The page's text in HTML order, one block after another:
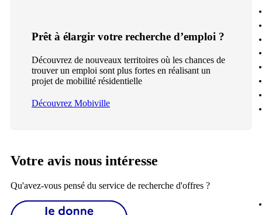
Prêt à élargir votre recherche d’emploi ?
Découvrez de nouveaux territoires où les chances de
trouver un emploi sont plus fortes en réalisant un
projet de mobilité résidentielle
Découvrez Mobiville
Votre avis nous intéresse
Qu'avez-vous pensé du service de recherche d'offres ?